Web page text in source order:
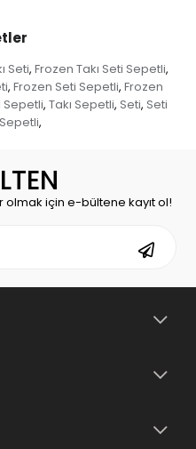
Seti, Frozen Takı Seti Sepetli,
, Frozen Seti Sepetli, Frozen
Sepetli, Takı Sepetli, Seti, Seti
Sepetli,
için e-bültene kayıt ol!